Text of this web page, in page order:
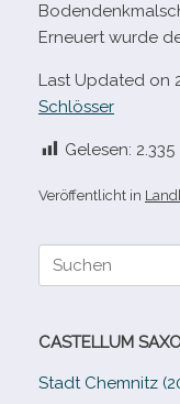
Erneuert wurde
Last Updated on
Schlösser
Gelesen: 2.335
Veröffentlicht in
Suche
CASTELLUM
Stadt Chemnitz